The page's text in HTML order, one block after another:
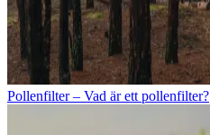
Pollenfilter – Vad är ett pollenfilter?